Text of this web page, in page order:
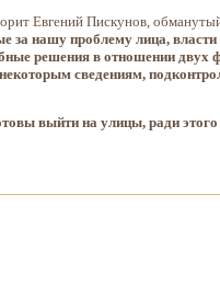
Евгений Пискунов,
за нашу проблему лица, власти
решения в отношении двух
сведениям,
выйти на улицы, ради этого